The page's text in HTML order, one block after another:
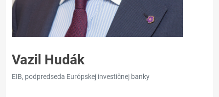
Vazil Hudák
EIB, podpredseda Európskej investičnej banky